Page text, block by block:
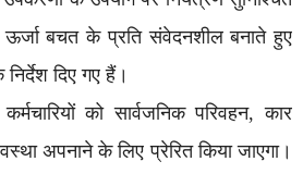
ऊर्जा बचत के प्रति संवेदनशील बनाते हुए
दिए गए हैं।
को सार्वजनिक परिवहन, कार
अपनाने के लिए प्रेरित किया जाएगा।